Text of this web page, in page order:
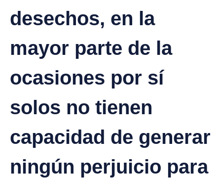
desechos, en la
mayor parte de la
ocasiones por sí
solos no tienen
capacidad de generar
ningún perjuicio para